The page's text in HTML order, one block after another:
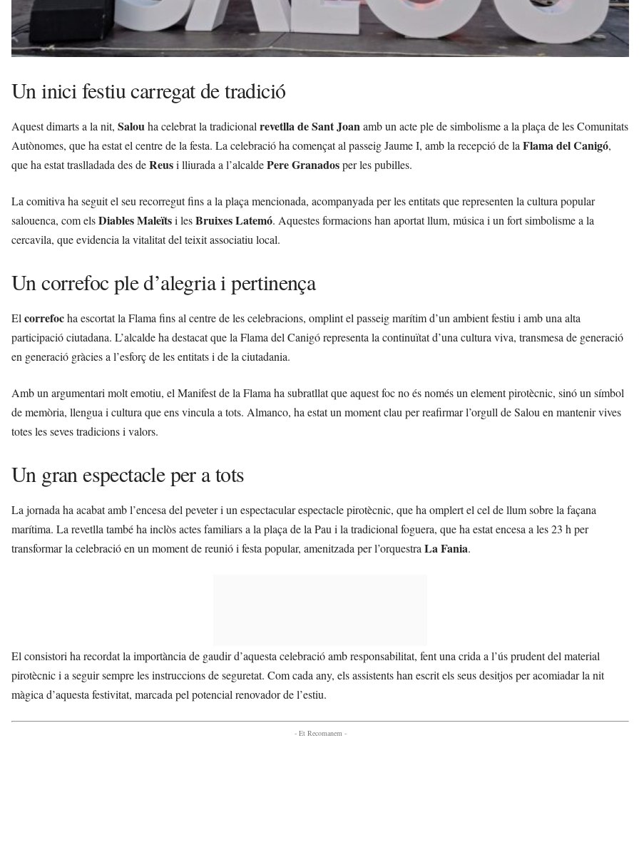
Un inici festiu carregat de tradició
Aquest dimarts a la nit, Salouha celebrat la tradicional revetlla de Sant Joanamb un acte ple de simbolisme a la plaça de les Comunitats
Autònomes, que ha estat el centre de la festa. La celebració ha començat al passeig Jaume I, amb la recepció de la Flama del Canigó,
que ha estat traslladada des deReusi lliurada a l’alcaldePere Granadosper les pubilles.
La comitiva ha seguit el seu recorregut fins a la plaça mencionada, acompanyada per les entitats que representen la cultura popular
salouenca, com elsDiables Maleïtsi lesBruixes Latemó. Aquestes formacions han aportat llum, música i un fort simbolisme a la
cercavila, que evidencia la vitalitat del teixit associatiu local.
Un correfoc ple d’alegria i pertinença
El correfocha escortat la Flama fins al centre de les celebracions, omplint el passeig marítim d’un ambient festiu i amb una alta
participació ciutadana. L’alcalde ha destacat que la Flama del Canigó representa la continuïtat d’una cultura viva, transmesa de generació
en generació gràcies a l’esforç de les entitats i de la ciutadania.
Amb un argumentari molt emotiu, el Manifest de la Flama ha subratllat que aquest foc no és només un element pirotècnic, sinó un símbol
de memòria, llengua i cultura que ens vincula a tots. Almanco, ha estat un moment clau per reafirmar l’orgull de Salou en mantenir vives
totes les seves tradicions i valors.
Un gran espectacle per a tots
La jornada ha acabat amb l’encesa del peveter i un espectacular espectacle pirotècnic, que ha omplert el cel de llum sobre la façana
marítima. La revetlla també ha inclòs actes familiars a la plaça de la Pau i la tradicional foguera, que ha estat encesa a les 23 h per
transformar la celebració en un moment de reunió i festa popular, amenitzada per l’orquestra La Fania.
El consistori ha recordat la importància de gaudir d’aquesta celebració amb responsabilitat, fent una crida a l’ús prudent del material
pirotècnic i a seguir sempre les instruccions de seguretat. Com cada any, els assistents han escrit els seus desitjos per acomiadar la nit
màgica d’aquesta festivitat, marcada pel potencial renovador de l’estiu.
- Et Recomanem -